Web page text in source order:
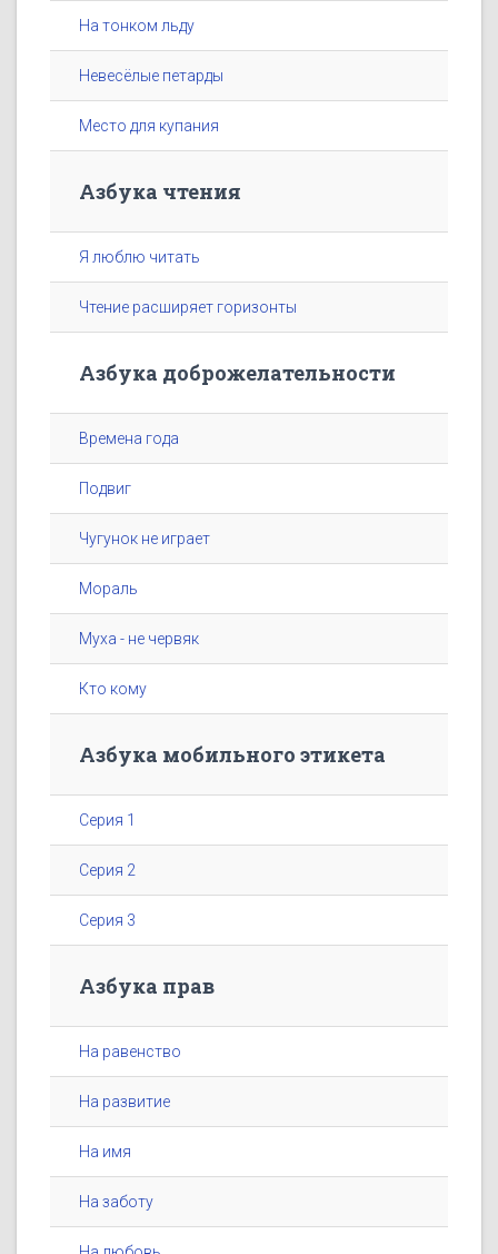
На тонком льду
Невесёлые петарды
Место для купания
Азбука чтения
Я люблю читать
Чтение расширяет горизонты
Азбука доброжелательности
Времена года
Подвиг
Чугунок не играет
Мораль
Муха - не червяк
Кто кому
Азбука мобильного этикета
Серия 1
Серия 2
Серия 3
Азбука прав
На равенство
На развитие
На имя
На заботу